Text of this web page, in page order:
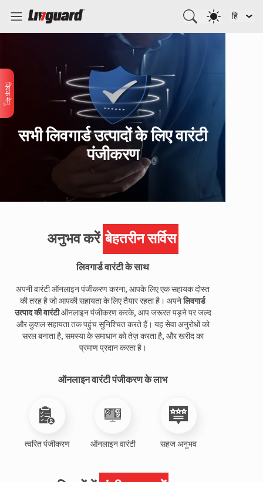
हि
सभी लिवगार्ड उत्पादों के लिए वारंटी
पंजीकरण
अनुभव करें बेहतरीन सर्विस
लिवगार्ड वारंटी के साथ
अपनी वारंटी ऑनलाइन पंजीकरण करना, आपके लिए एक सहायक दोस्त
की तरह है जो आपकी सहायता के लिए तैयार रहता है। अपनेलिवगार्ड
उत्पाद की वारंटीऑनलाइन पंजीकरण करके, आप जरूरत पड़ने पर जल्द
और कुशल सहायता तक पहुंच सुनिश्चित करते हैं। यह सेवा अनुरोधों को
सरल बनाता है, समस्या के समाधान को तेज़ करता है, और खरीद का
प्रमाण प्रदान करता है।
ऑनलाइन वारंटी पंजीकरण के लाभ
त्वरित पंजीकरण ऑनलाइन वारंटी सहज अनुभव
क्विक मेनू